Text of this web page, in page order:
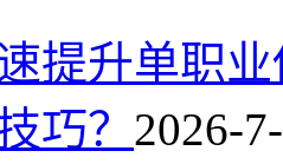
提升单职
巧？ 2026-